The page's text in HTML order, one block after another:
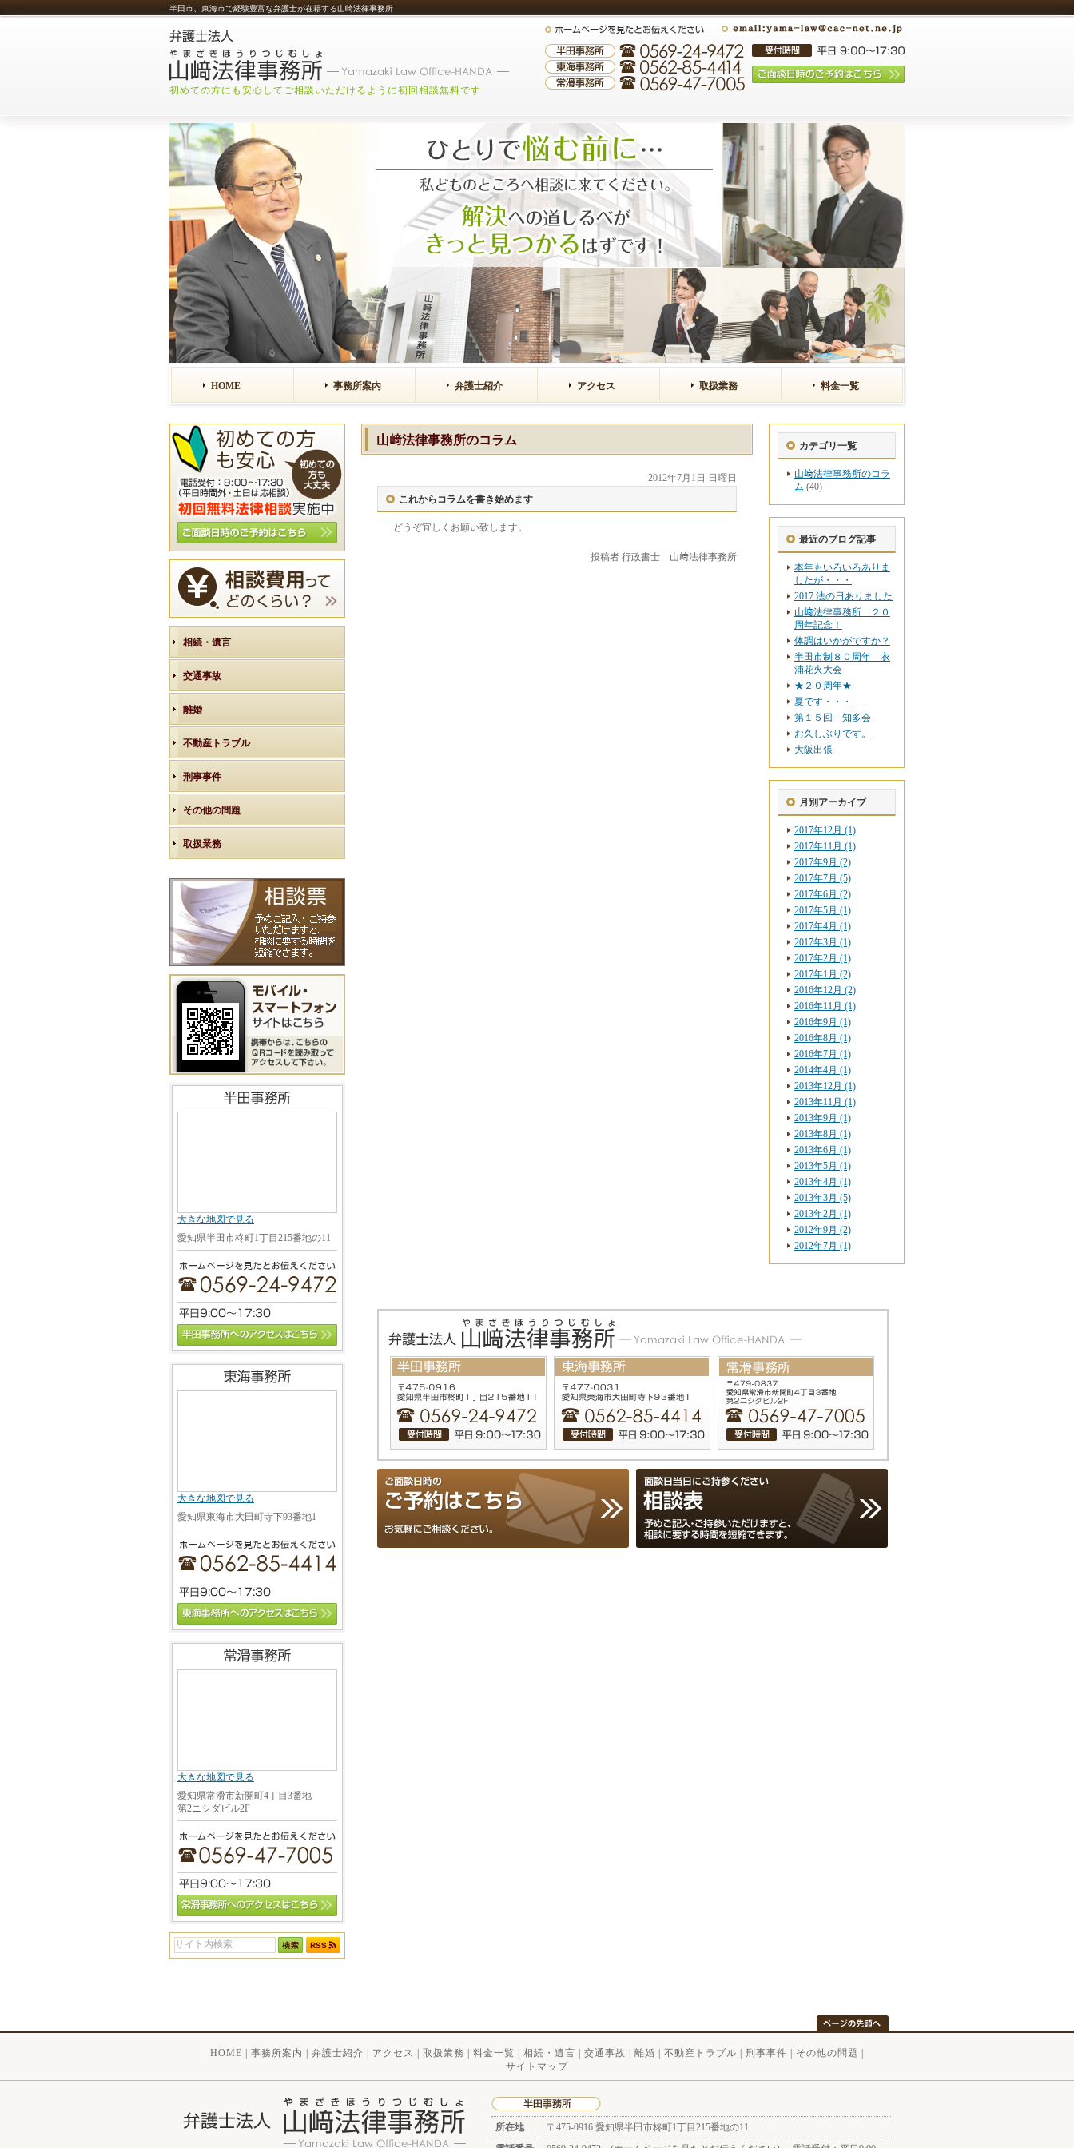
半田市、東海市で経験豊富な弁護士が在籍する山崎法律事務所
初めての方にも安心してご相談いただけるように初回相談無料です
HOME 事務所案内 弁護士紹介 アクセス 取扱業務 料金一覧
山﨑法律事務所のコラム
2012年7月1日 日曜日
これからコラムを書き始めます
どうぞ宜しくお願い致します。
投稿者 行政書士 山﨑法律事務所
カテゴリ一覧
山﨑法律事務所のコラ
ム (40)
最近のブログ記事
本年もいろいろありま
したが・・・
2017 法の日ありました
山﨑法律事務所 ２０
周年記念！
体調はいかがですか？
半田市制８０周年 衣
浦花火大会
★２０周年★
夏です・・・
第１５回 知多会
お久しぶりです。
大阪出張
月別アーカイブ
2017年12月 (1)
2017年11月 (1)
2017年9月 (2)
2017年7月 (5)
2017年6月 (2)
2017年5月 (1)
2017年4月 (1)
2017年3月 (1)
2017年2月 (1)
2017年1月 (2)
2016年12月 (2)
2016年11月 (1)
2016年9月 (1)
2016年8月 (1)
2016年7月 (1)
2014年4月 (1)
2013年12月 (1)
2013年11月 (1)
2013年9月 (1)
2013年8月 (1)
2013年6月 (1)
2013年5月 (1)
2013年4月 (1)
2013年3月 (5)
2013年2月 (1)
2012年9月 (2)
2012年7月 (1)
相続・遺言
交通事故
離婚
不動産トラブル
刑事事件
その他の問題
取扱業務
大きな地図で見る
愛知県半田市柊町1丁目215番地の11
大きな地図で見る
愛知県東海市大田町寺下93番地1
大きな地図で見る
愛知県常滑市新開町4丁目3番地
第2ニシダビル2F
HOME 事務所案内 弁護士紹介 アクセス 取扱業務 料金一覧 相続・遺言 交通事故 離婚 不動産トラブル 刑事事件 その他の問題
サイトマップ
所在地 〒475-0916愛知県半田市柊町1丁目215番地の11